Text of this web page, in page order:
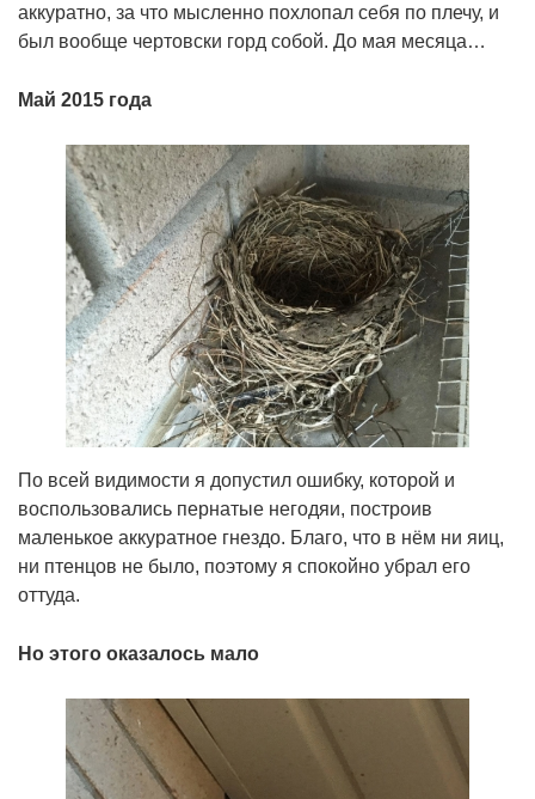
аккуратно, за что мысленно похлопал себя по плечу, и
был вообще чертовски горд собой. До мая месяца…
Май 2015 года
По всей видимости я допустил ошибку, которой и
воспользовались пернатые негодяи, построив
маленькое аккуратное гнездо. Благо, что в нём ни яиц,
ни птенцов не было, поэтому я спокойно убрал его
оттуда.
Но этого оказалось мало